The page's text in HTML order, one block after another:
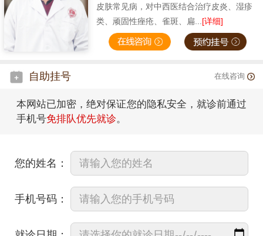
皮肤常见病，对中西医结合治疗皮炎、湿疹
类、顽固性痤疮、雀斑、扁...[详细]
自助挂号 在线咨询
本网站已加密，绝对保证您的隐私安全，就诊前通过
手机号免排队优先就诊。
您的姓名：
手机号码：